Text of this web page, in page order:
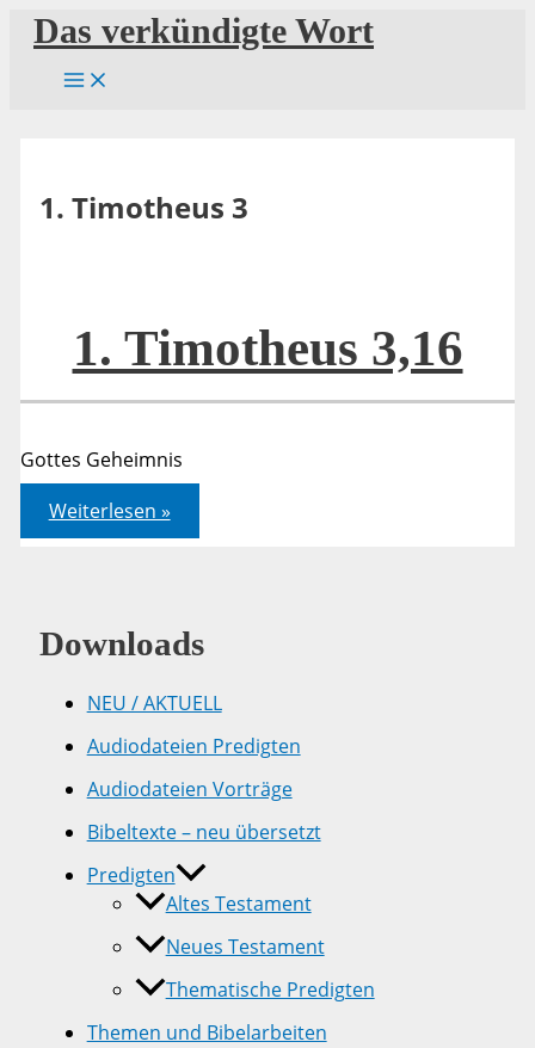
Zum
Inhalt
springen
Das verkündigte Wort
1. Timotheus 3
1. Timotheus 3,16
Gottes Geheimnis
1.
Timotheus
3,16
Weiterlesen »
Downloads
NEU / AKTUELL
Audiodateien Predigten
Audiodateien Vorträge
Bibeltexte – neu übersetzt
Predigten
Altes Testament
Neues Testament
Thematische Predigten
Themen und Bibelarbeiten